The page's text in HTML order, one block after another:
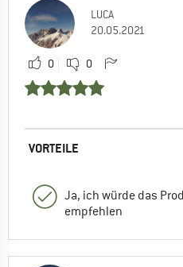
LUCA
20.05.2021
0 0
VORTEILE
Ja, ich würde das
empfehlen